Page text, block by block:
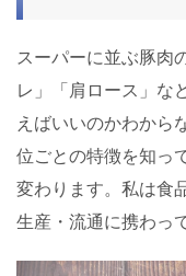
スーパーに並ぶ豚肉
レ」「肩ロース」な
えばいいのかわから
位ごとの特徴を知っ
変わります。私は食
生産・流通に携わっ